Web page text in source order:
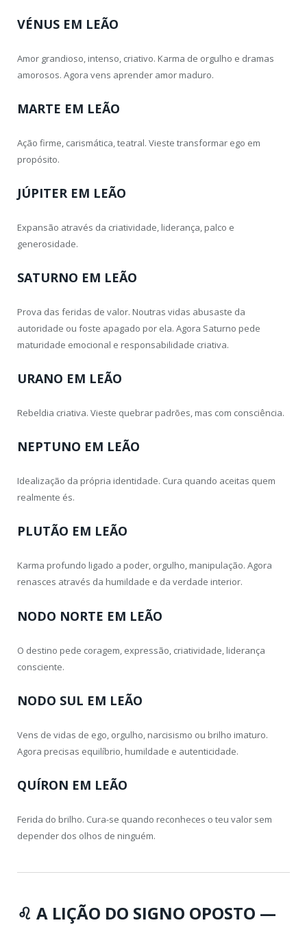
VÉNUS EM LEÃO
Amor grandioso, intenso, criativo. Karma de orgulho e dramas
amorosos. Agora vens aprender amor maduro.
MARTE EM LEÃO
Ação firme, carismática, teatral. Vieste transformar ego em
propósito.
JÚPITER EM LEÃO
Expansão através da criatividade, liderança, palco e
generosidade.
SATURNO EM LEÃO
Prova das feridas de valor. Noutras vidas abusaste da
autoridade ou foste apagado por ela. Agora Saturno pede
maturidade emocional e responsabilidade criativa.
URANO EM LEÃO
Rebeldia criativa. Vieste quebrar padrões, mas com consciência.
NEPTUNO EM LEÃO
Idealização da própria identidade. Cura quando aceitas quem
realmente és.
PLUTÃO EM LEÃO
Karma profundo ligado a poder, orgulho, manipulação. Agora
renasces através da humildade e da verdade interior.
NODO NORTE EM LEÃO
O destino pede coragem, expressão, criatividade, liderança
consciente.
NODO SUL EM LEÃO
Vens de vidas de ego, orgulho, narcisismo ou brilho imaturo.
Agora precisas equilíbrio, humildade e autenticidade.
QUÍRON EM LEÃO
Ferida do brilho. Cura-se quando reconheces o teu valor sem
depender dos olhos de ninguém.
♌ A LIÇÃO DO SIGNO OPOSTO —